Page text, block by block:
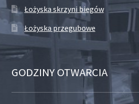
Łożyska skrzyni biegów
Łożyska przegubowe
GODZINY OTWARCIA